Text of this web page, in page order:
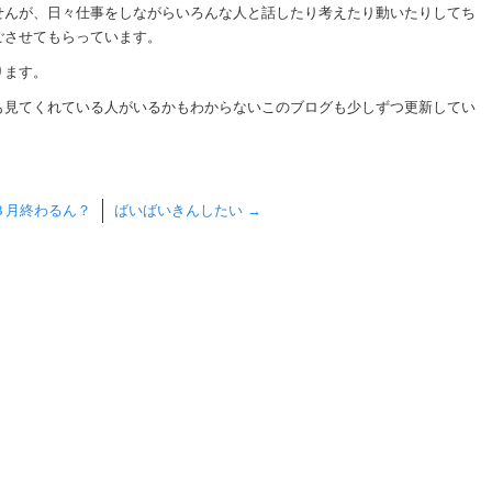
が、日々仕事をしながらいろんな人と話したり考えたり動いたりしてち
せてもらっています。
す。
てくれている人がいるかもわからないこのブログも少しずつ更新してい
終わるん？ ばいばいきんしたい →